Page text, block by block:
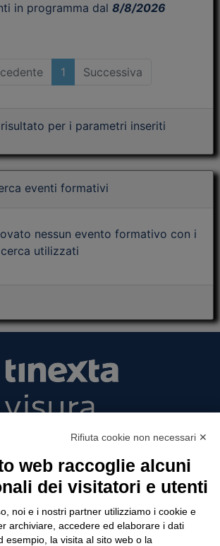
in programma dal 8/8/2026
1 Successiva
risultato per i parametri inseriti
eventi formativi
nessun evento formativo con i
utilizzati
Tinexta Visura SpA
con Socio Unico
alla direzione e coordinamento
REA n. 877679
Rifiuta cookie non necessari ✕
web raccoglie alcuni
dei visitatori e utenti
noi e i nostri partner utilizziamo i cookie e
archiviare, accedere ed elaborare i dati
esempio, la visita al sito web o la